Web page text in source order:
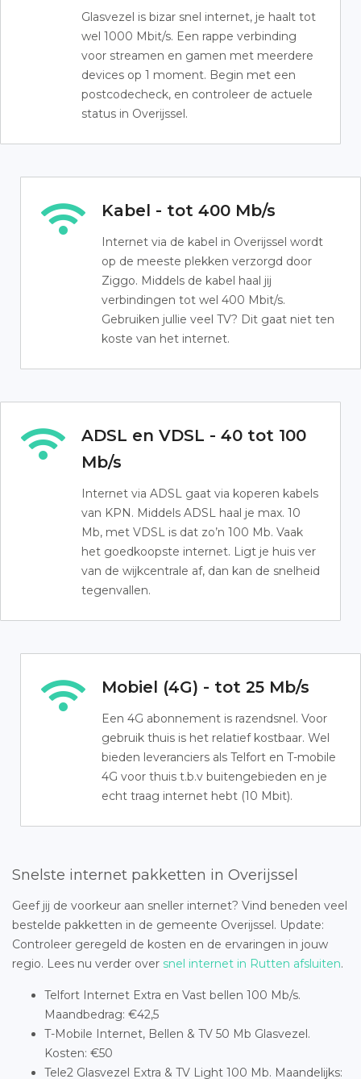
Glasvezel is bizar snel internet, je haalt tot
wel 1000 Mbit/s. Een rappe verbinding
voor streamen en gamen met meerdere
devices op 1 moment. Begin met een
postcodecheck, en controleer de actuele
status in Overijssel.
Kabel - tot 400 Mb/s
Internet via de kabel in Overijssel wordt
op de meeste plekken verzorgd door
Ziggo. Middels de kabel haal jij
verbindingen tot wel 400 Mbit/s.
Gebruiken jullie veel TV? Dit gaat niet ten
koste van het internet.
ADSL en VDSL - 40 tot 100
Mb/s
Internet via ADSL gaat via koperen kabels
van KPN. Middels ADSL haal je max. 10
Mb, met VDSL is dat zo’n 100 Mb. Vaak
het goedkoopste internet. Ligt je huis ver
van de wijkcentrale af, dan kan de snelheid
tegenvallen.
Mobiel (4G) - tot 25 Mb/s
Een 4G abonnement is razendsnel. Voor
gebruik thuis is het relatief kostbaar. Wel
bieden leveranciers als Telfort en T-mobile
4G voor thuis t.b.v buitengebieden en je
echt traag internet hebt (10 Mbit).
Snelste internet pakketten in Overijssel
Geef jij de voorkeur aan sneller internet? Vind beneden veel
bestelde pakketten in de gemeente Overijssel. Update:
Controleer geregeld de kosten en de ervaringen in jouw
regio. Lees nu verder over snel internet in Rutten afsluiten.
Telfort Internet Extra en Vast bellen 100 Mb/s.
Maandbedrag: €42,5
T-Mobile Internet, Bellen & TV 50 Mb Glasvezel.
Kosten: €50
Tele2 Glasvezel Extra & TV Light 100 Mb. Maandelijks: